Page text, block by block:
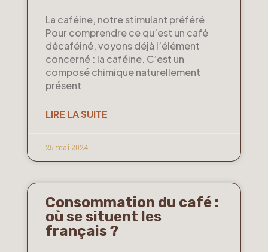
La caféine, notre stimulant préféré
Pour comprendre ce qu’est un café
décaféiné, voyons déjà l’élément
concerné : la caféine. C’est un
composé chimique naturellement
présent
LIRE LA SUITE
25 mai 2024
Consommation du café :
où se situent les
français ?